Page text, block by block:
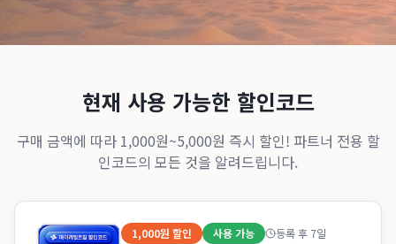
현재 사용 가능한 할인코드
구매 금액에 따라 1,000원~5,000원 즉시 할인! 파트너 전용 할
인코드의 모든 것을 알려드립니다.
1,000원 할인 사용 가능 등록 후 7일